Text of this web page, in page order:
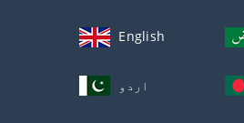
English
اردو